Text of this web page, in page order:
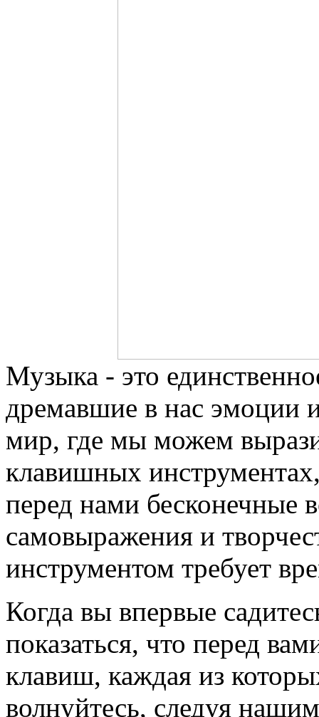
Музыка - это
дремавшие в нас эмоции
мир, где мы можем
клавишных
перед нами бесконечные
самовыражения и
инструментом требует
Когда вы впервые
показаться, что перед
клавиш, каждая из
волнуйтесь, следуя